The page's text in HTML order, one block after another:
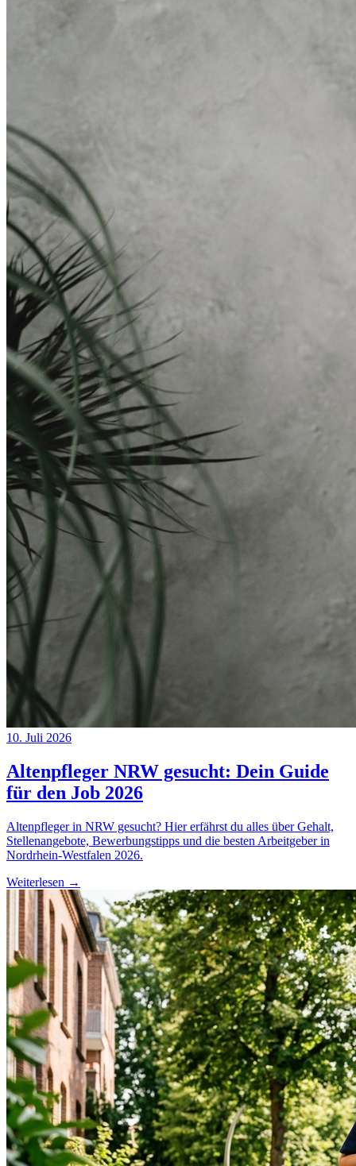
10. Juli 2026
Altenpfleger NRW gesucht: Dein Guide
für den Job 2026
Altenpfleger in NRW gesucht? Hier erfährst du alles über Gehalt,
Stellenangebote, Bewerbungstipps und die besten Arbeitgeber in
Nordrhein-Westfalen 2026.
Weiterlesen →